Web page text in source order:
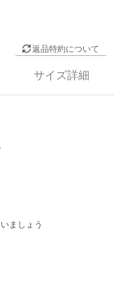
返品特約について
サイズ詳細
ましょう